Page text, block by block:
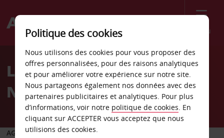
Menu
Welcome
AvisLocation de voiture
Nigéria
AGENCE DE DÉPART
Politique des cookies
Nous utilisons des cookies pour vous proposer des
offres personnalisées, pour des raisons analytiques
et pour améliorer votre expérience sur notre site.
Nous partageons également nos données avec des
partenaires publicitaires et analytiques. Pour plus
d’informations, voir notre politique de cookies. En
cliquant sur ACCEPTER vous acceptez que nous
utilisions des cookies.